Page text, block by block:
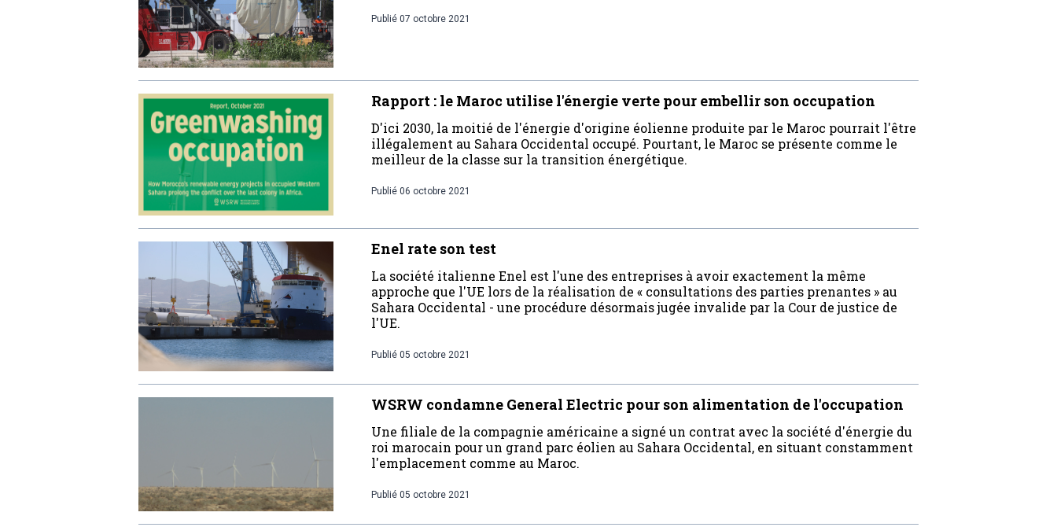
Publié 07 octobre 2021
Rapport : le Maroc utilise l'énergie verte pour embellir son occupation
D'ici 2030, la moitié de l'énergie d'origine éolienne produite par le Maroc pourrait l'être
illégalement au Sahara Occidental occupé. Pourtant, le Maroc se présente comme le
meilleur de la classe sur la transition énergétique.
Publié 06 octobre 2021
Enel rate son test
La société italienne Enel est l'une des entreprises à avoir exactement la même
approche que l'UE lors de la réalisation de « consultations des parties prenantes » au
Sahara Occidental - une procédure désormais jugée invalide par la Cour de justice de
l'UE.
Publié 05 octobre 2021
WSRW condamne General Electric pour son alimentation de l'occupation
Une filiale de la compagnie américaine a signé un contrat avec la société d'énergie du
roi marocain pour un grand parc éolien au Sahara Occidental, en situant constamment
l'emplacement comme au Maroc.
Publié 05 octobre 2021